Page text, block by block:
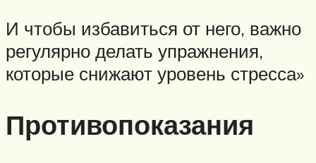
И чтобы избавиться от него, важно
регулярно делать упражнения,
которые снижают уровень стресса»
Противопоказания